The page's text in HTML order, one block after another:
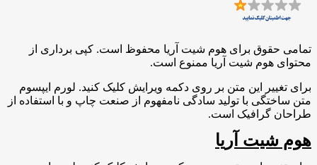
تمامی حقوق برای هوم شیت آریا محفوظ است. کپی برداری از
محتوای هوم شیت آریا ممنوع است.
برای تغییر این متن بر روی دکمه ویرایش کلیک کنید. لورم ایپسوم
متن ساختگی با تولید سادگی نامفهوم از صنعت چاپ و با استفاده از
طراحان گرافیک است.
هوم شیت آریا